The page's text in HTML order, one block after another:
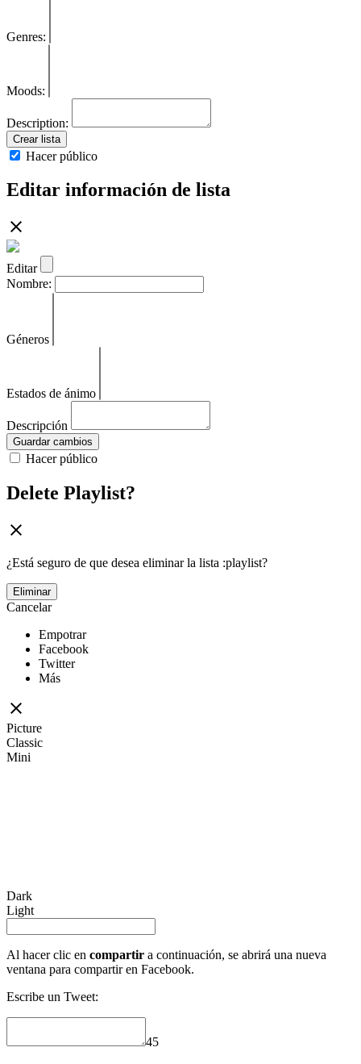
Genres:
Moods:
Description:
Crear lista
Hacer público
Editar información de lista
Editar
Nombre:
Géneros
Estados de ánimo
Descripción
Guardar cambios
Hacer público
Delete Playlist?
¿Está seguro de que desea eliminar la lista :playlist?
Eliminar
Cancelar
Empotrar
Facebook
Twitter
Más
Picture
Classic
Mini
Dark
Light
Al hacer clic en compartir a continuación, se abrirá una nueva
ventana para compartir en Facebook.
Escribe un Tweet:
45